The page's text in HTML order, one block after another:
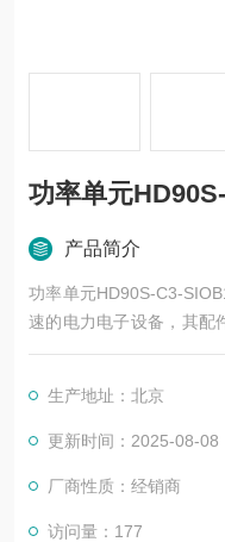
功率单元
产品简介
功率单元HD90S-C3-
速的电力电子设备，其配
及维护维修的重要组成部
生产地址：北京
更新时间：2025-08-08
厂商性质：经销商
访问量：177